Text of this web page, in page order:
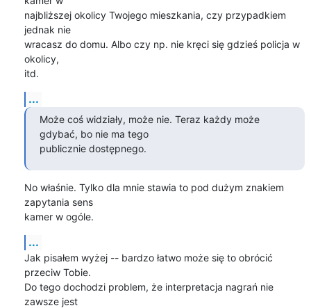
najbliższej okolicy Twojego mieszkania, czy przypadkiem
jednak nie
wracasz do domu. Albo czy np. nie kręci się gdzieś policja w
okolicy,
itd.
...
Może coś widziały, może nie. Teraz każdy może
gdybać, bo nie ma tego
publicznie dostępnego.
No właśnie. Tylko dla mnie stawia to pod dużym znakiem
zapytania sens
kamer w ogóle.
...
Jak pisałem wyżej -- bardzo łatwo może się to obrócić
przeciw Tobie.
Do tego dochodzi problem, że interpretacja nagrań nie
zawsze jest